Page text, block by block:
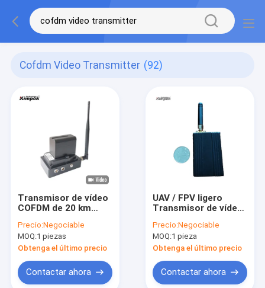
Cofdm Video Transmitter (92)
Transmisor de vídeo
COFDM de 20 km
de UAV a larga
distancia
Precio:Negociable
MOQ:1 piezas
Obtenga el último precio
Contactar ahora
UAV / FPV ligero
Transmisor de vídeo
Transmisor AV
inalámbrico con 12V
DC y codificación de
vídeo H.265/H.264
Precio:Negociable
MOQ:1 pieza
Obtenga el último precio
Contactar ahora